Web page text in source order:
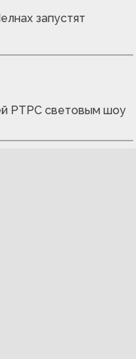
запустят
РТРС световым шоу